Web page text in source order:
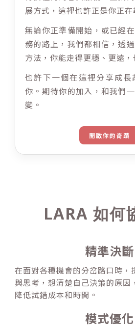
展方式，這裡也許正是你正在
無論你正準備開始，或已經
務的路上，我們都相信，透
方法，你能走得更穩、更遠，
也許下一個在這裡分享成長
你。期待你的加入，和我們
變。
開啟你的奇蹟
LARA 如何
精準決斷
在面對各種機會的分岔路口時，
與思考，想清楚自己決策的原因
降低試錯成本和時間。
模式優化